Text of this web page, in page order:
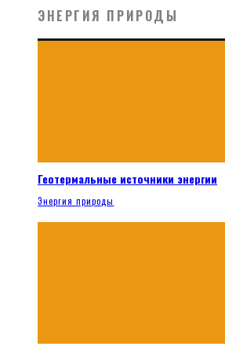
ЭНЕРГИЯ ПРИРОДЫ
Геотермальные источники энергии
Энергия природы